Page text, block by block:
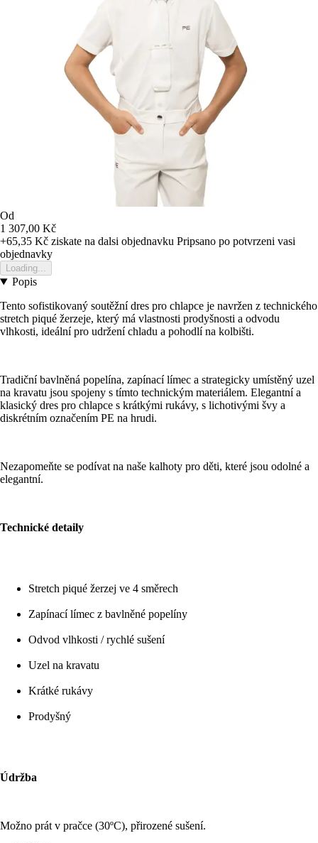
Od
1 307,00 Kč
+65,35 Kč ziskate na dalsi objednavku Pripsano po potvrzeni vasi
objednavky
Loading...
Popis
Tento sofistikovaný soutěžní dres pro chlapce je navržen z technického
stretch piqué žerzeje, který má vlastnosti prodyšnosti a odvodu
vlhkosti, ideální pro udržení chladu a pohodlí na kolbišti.
Tradiční bavlněná popelína, zapínací límec a strategicky umístěný uzel
na kravatu jsou spojeny s tímto technickým materiálem. Elegantní a
klasický dres pro chlapce s krátkými rukávy, s lichotivými švy a
diskrétním označením PE na hrudi.
Nezapomeňte se podívat na naše kalhoty pro děti, které jsou odolné a
elegantní.
Technické detaily
Stretch piqué žerzej ve 4 směrech
Zapínací límec z bavlněné popelíny
Odvod vlhkosti / rychlé sušení
Uzel na kravatu
Krátké rukávy
Prodyšný
Údržba
Možno prát v pračce (30ºC), přirozené sušení.